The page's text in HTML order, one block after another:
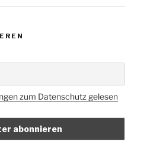
zum Datenschutz gelesen